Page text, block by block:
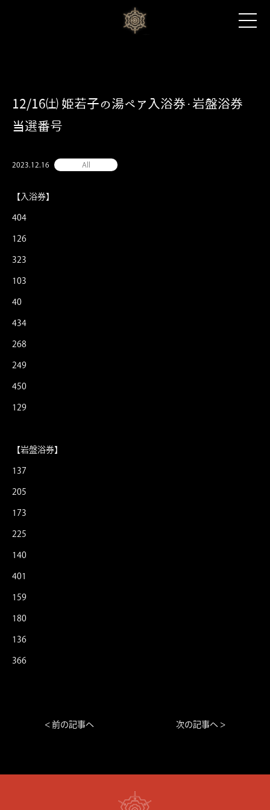
12/16㈯ 姫若子の湯ペア入浴券・岩盤浴券
当選番号
2023.12.16 All
【入浴券】
404
126
323
103
40
434
268
249
450
129
【岩盤浴券】
137
205
173
225
140
401
159
180
136
366
< 前の記事へ 次の記事へ >